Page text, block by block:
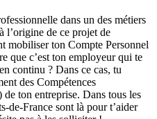
dans un des métiers
l’origine de ce projet de
mobiliser ton Compte Personnel
que c’est ton employeur qui te
continu ? Dans ce cas, tu
des Compétences
ton entreprise. Dans tous les
de-France sont là pour t’aider